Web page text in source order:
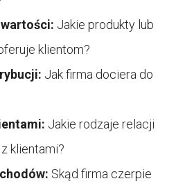
Jakie produkty lub
klientom?
Jak firma dociera do
Jakie rodzaje relacji
klientami?
Skąd firma czerpie